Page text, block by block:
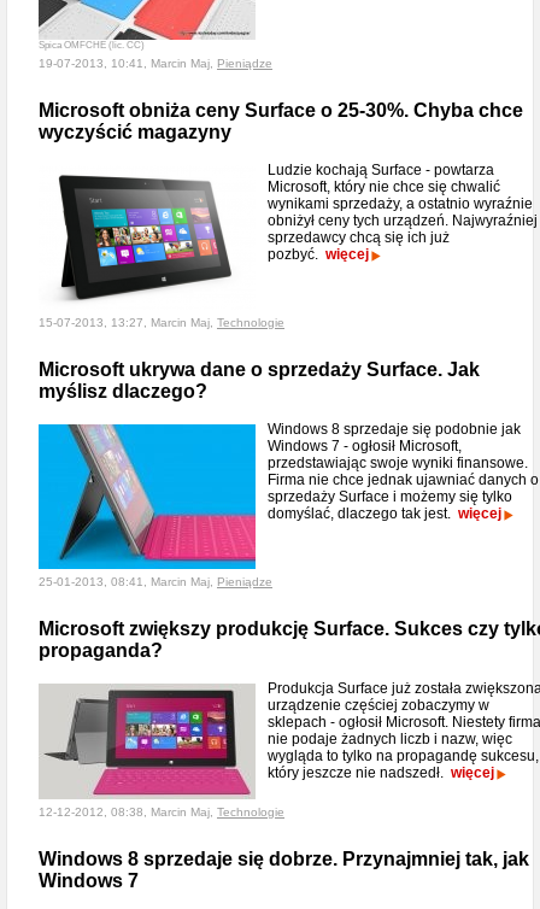
Spica OMFCHE (lic. CC)
19-07-2013, 10:41, Marcin Maj, Pieniądze
Microsoft obniża ceny Surface o 25-30%. Chyba chce
wyczyścić magazyny
Ludzie kochają Surface - powtarza
Microsoft, który nie chce się chwalić
wynikami sprzedaży, a ostatnio wyraźnie
obniżył ceny tych urządzeń. Najwyraźniej
sprzedawcy chcą się ich już
pozbyć. więcej
15-07-2013, 13:27, Marcin Maj, Technologie
Microsoft ukrywa dane o sprzedaży Surface. Jak
myślisz dlaczego?
Windows 8 sprzedaje się podobnie jak
Windows 7 - ogłosił Microsoft,
przedstawiając swoje wyniki finansowe.
Firma nie chce jednak ujawniać danych o
sprzedaży Surface i możemy się tylko
domyślać, dlaczego tak jest. więcej
25-01-2013, 08:41, Marcin Maj, Pieniądze
Microsoft zwiększy produkcję Surface. Sukces czy
propaganda?
Produkcja Surface już została
urządzenie częściej zobaczymy w
sklepach - ogłosił Microsoft. Niestety firma
nie podaje żadnych liczb i nazw, więc
wygląda to tylko na propagandę sukcesu,
który jeszcze nie nadszedł. więcej
12-12-2012, 08:38, Marcin Maj, Technologie
Windows 8 sprzedaje się dobrze. Przynajmniej tak, jak
Windows 7